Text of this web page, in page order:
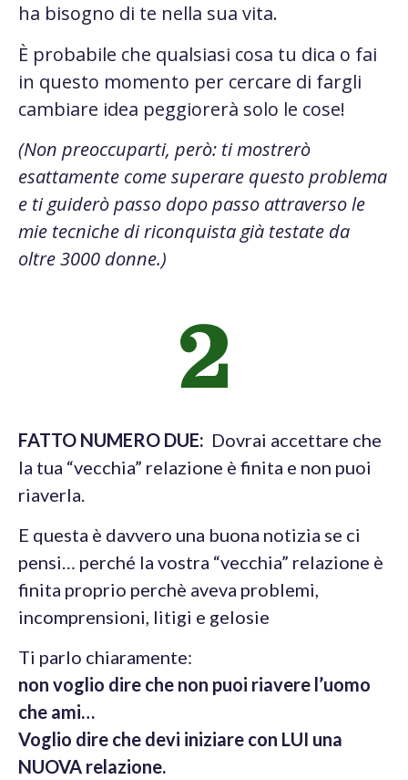
ha bisogno di te nella sua vita.
È probabile che qualsiasi cosa tu dica o fai
in questo momento per cercare di fargli
cambiare idea peggiorerà solo le cose!
(Non preoccuparti, però: ti mostrerò
esattamente come superare questo problema
e ti guiderò passo dopo passo attraverso le
mie tecniche di riconquista già testate da
oltre 3000 donne.)
2
FATTO NUMERO DUE: Dovrai accettare che
la tua “vecchia” relazione è finita e non puoi
riaverla.
E questa è davvero una buona notizia se ci
pensi… perché la vostra “vecchia” relazione è
finita proprio perchè aveva problemi,
incomprensioni, litigi e gelosie
Ti parlo chiaramente:
non voglio dire che non puoi riavere l’uomo
che ami…
Voglio dire che devi iniziare con LUI una
NUOVA relazione.